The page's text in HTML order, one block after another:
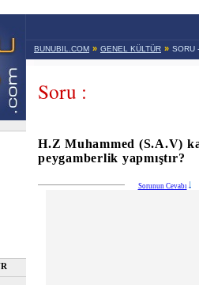
BUNUBIL.COM » GENEL KÜLTÜR » SORU
Soru :
H.Z Muhammed (S.A.V)
peygamberlik yapmıştır?
Sorunun Cevabı